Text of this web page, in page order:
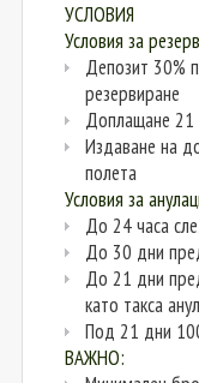
УСЛОВИЯ
Условия за
Депозит 30%
резервиране
Доплащане 21
Издаване на
полета
Условия за
До 24 часа
До 30 дни
До 21 дни
като такса
Под 21 дни
ВАЖНО: